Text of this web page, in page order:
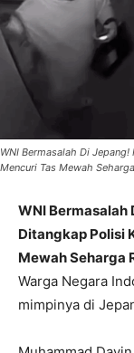
WNI Bermasalah Di
Mencuri Tas Mewah
WNI Bermasalah
Ditangkap Polisi
Mewah Seharga
Warga Negara
mimpinya di